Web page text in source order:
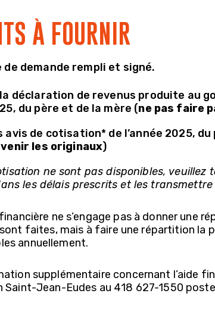
À FOURNIR
demande rempli et signé.
la déclaration de revenus produite au
du père et de la mère (ne pas faire
avis de cotisation* de l’année 2025,
les originaux)
ne sont pas disponibles, veuillez
les délais prescrits et les
ne s’engage pas à donner une
faites, mais à faire une répartition la
annuellement.
supplémentaire concernant l’aide
Saint-Jean-Eudes au 418 627-1550